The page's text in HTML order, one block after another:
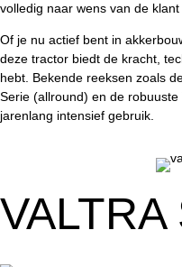
volledig naar wens van de
Of je nu actief bent in
deze tractor biedt de kracht,
hebt. Bekende reeksen zoals
Serie (allround) en de
jarenlang intensief gebruik.